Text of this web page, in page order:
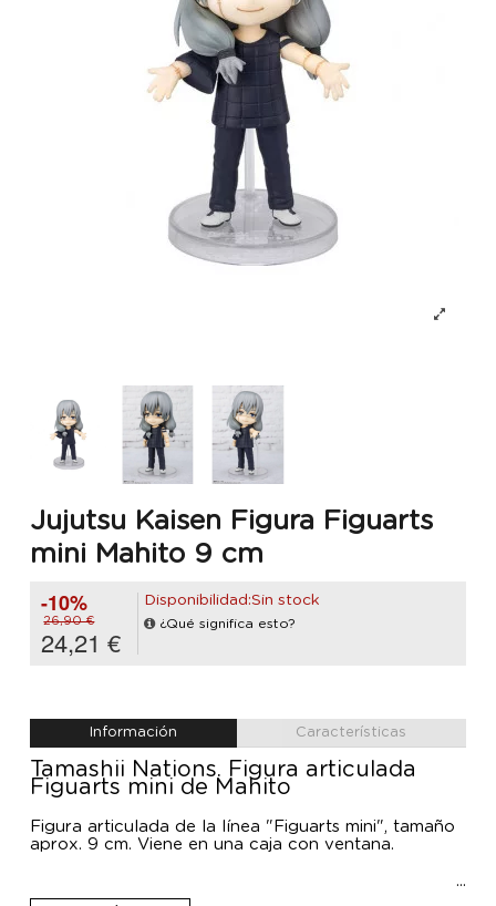
Jujutsu Kaisen Figura Figuarts
mini Mahito 9 cm
-10%
26,90 €
24,21 €
Disponibilidad:Sin stock
¿Qué significa esto?
Información Características
Tamashii Nations. Figura articulada
Figuarts mini de Mahito
Figura articulada de la línea "Figuarts mini", tamaño
aprox. 9 cm. Viene en una caja con ventana.